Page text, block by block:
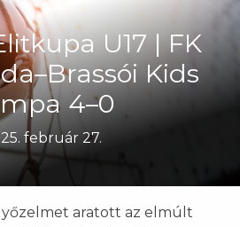
U17 | FK
Kids
4–0
február 27.
aratott az elmúlt